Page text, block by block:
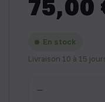
75,00
En stock
Livraison 10 à 15